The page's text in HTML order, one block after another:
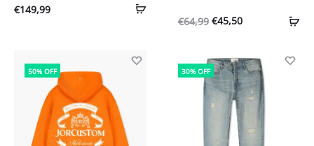
€149,99
€64,99 Oorspronkelijke
was:
€64,99.
€45,50Huidige
is:
€45,50.
50% OFF 30% OFF